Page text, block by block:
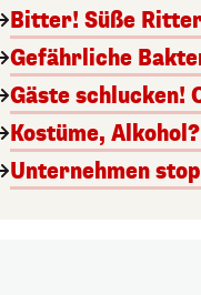
Bitter! Süße
Gefährliche
Gäste schlucken!
Kostüme,
Unternehmen